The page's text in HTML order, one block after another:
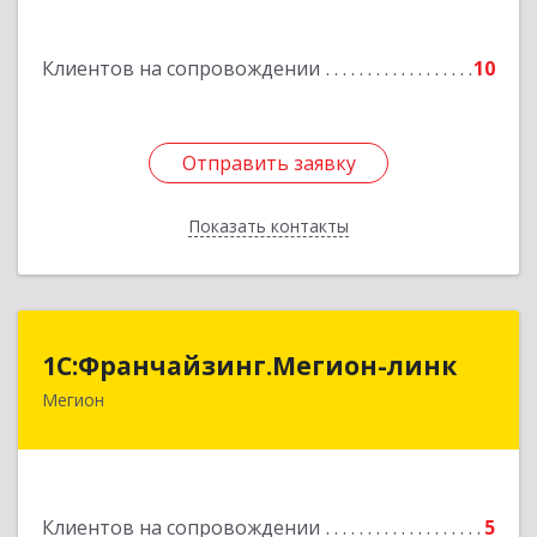
Клиентов на сопровождении 10
Отправить заявку
Показать контакты
Подробнее
Отправить заявку
Назад
1С:Франчайзинг.Мегион-линк
Мегион
Клиентов на сопровождении 5
1С:Франчайзинг.Мегион-линк